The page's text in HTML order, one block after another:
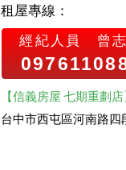
租屋專線：
經紀人員 曾
【信義房屋 七期重劃
台中市西屯區河南路四